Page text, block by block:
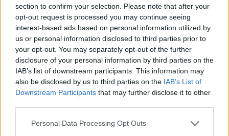
section to confirm your selection. Please note that after your
opt-out request is processed you may continue seeing
interest-based ads based on personal information utilized by
us or personal information disclosed to third parties prior to
your opt-out. You may separately opt-out of the further
disclosure of your personal information by third parties on the
IAB’s list of downstream participants. This information may
also be disclosed by us to third parties on the IAB’s List of
Downstream Participants that may further disclose it to other
Personal Data Processing Opt Outs
Etiquetas
JOGOS DE AÇÃO
JOGOS DE HABILIDADE